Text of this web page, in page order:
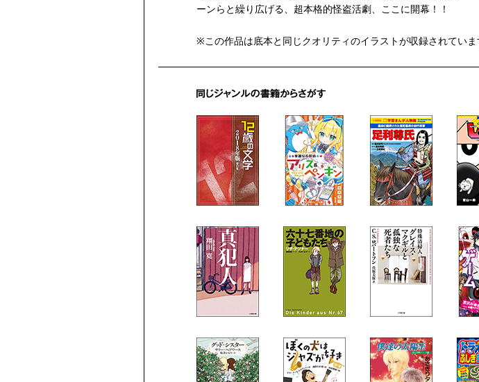
ーンらと繰り広げる、超本格的怪盗活劇、ここに開幕！！
※この作品は底本と同じクオリティのイラストが収録されていま